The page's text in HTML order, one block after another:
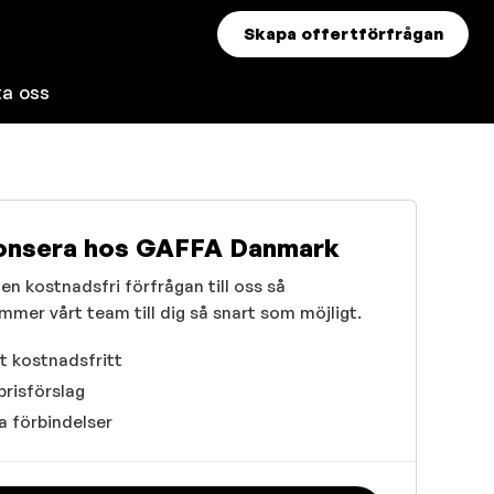
Skapa offertförfrågan
oss
hos GAFFA Danmark
en kostnadsfri förfrågan till oss så
vårt team till dig så snart som möjligt.
kostnadsfritt
förbindelser